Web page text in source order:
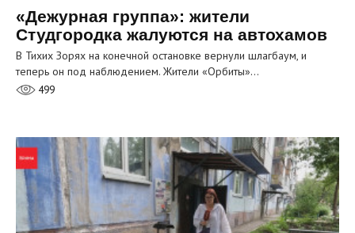
«Дежурная группа»: жители
Студгородка жалуются на автохамов
В Тихих Зорях на конечной остановке вернули шлагбаум, и
теперь он под наблюдением. Жители «Орбиты»…
499